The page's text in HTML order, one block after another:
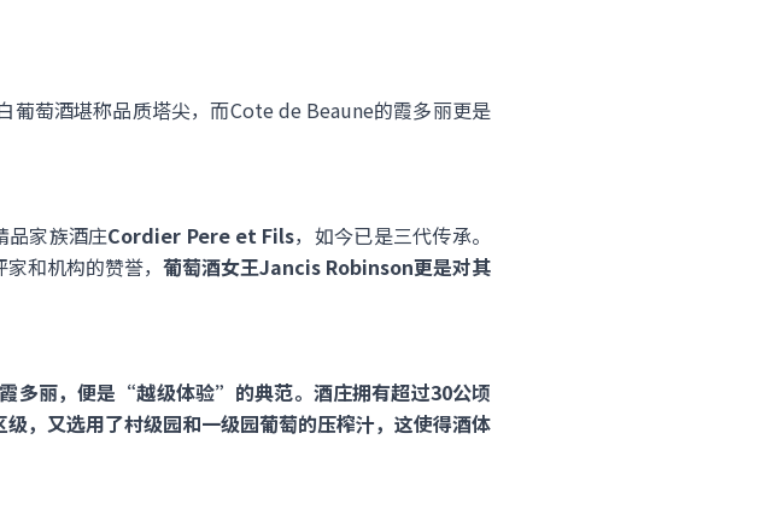
葡萄酒堪称品质塔尖，而Cote de Beaune的霞多丽更是
品家族酒庄Cordier Pere et Fils，如今已是三代传承。
和机构的赞誉， 葡萄酒女王Jancis Robinson更是对其
多丽，便是“越级体验”的典范。酒庄拥有超过30公顷
，又选用了村级园和一级园葡萄的压榨汁，这使得酒体